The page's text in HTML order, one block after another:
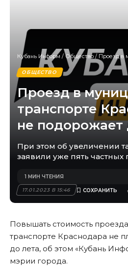
Кубань Информ /Общество / Проезд в
ОБЩЕСТВО
Проезд в
транспорте
не подорожает
При этом об увеличении
заявили уже пять частных
17.01.2023 В 15:46
1 МИН ЧТЕНИЯ
Повышать стоимость
транспорте Краснодара не
до лета, об этом «Кубань
мэрии города.